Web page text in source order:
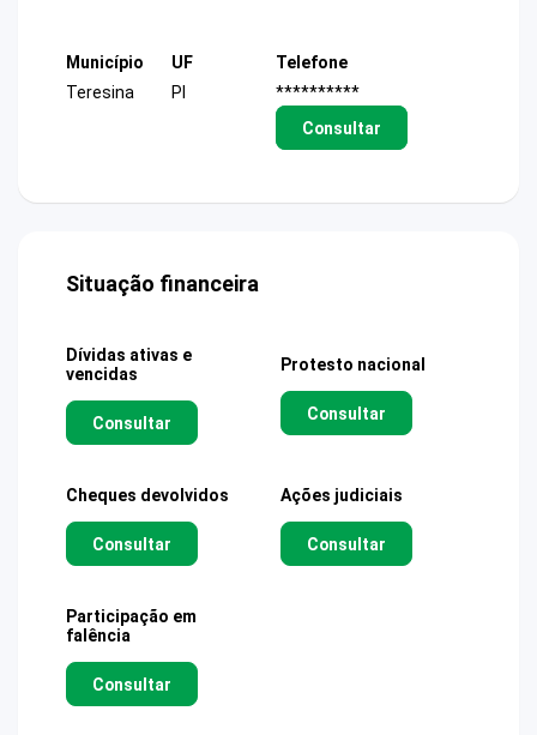
Município
Teresina
UF
PI
Telefone
**********
Consultar
Situação financeira
Dívidas ativas e
vencidas
Consultar
Protesto nacional
Consultar
Cheques devolvidos
Consultar
Ações judiciais
Consultar
Participação em
falência
Consultar